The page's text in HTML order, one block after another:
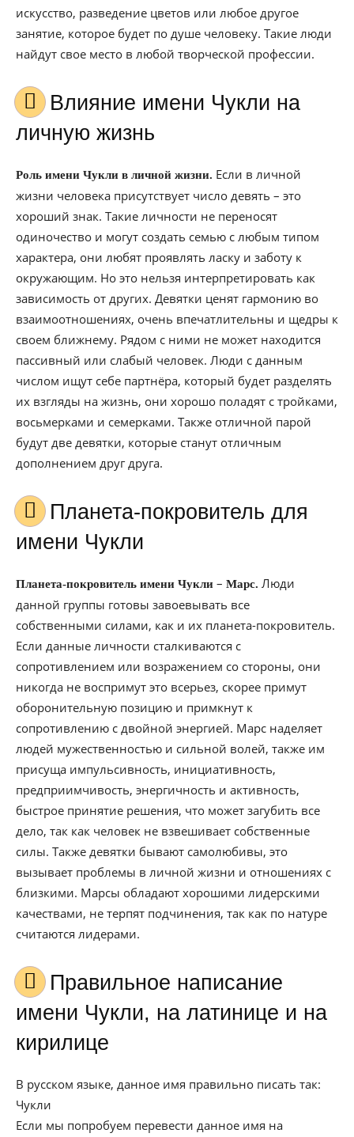
искусство, разведение цветов или любое другое
занятие, которое будет по душе человеку. Такие люди
найдут свое место в любой творческой профессии.
Влияние имени Чукли на
личную жизнь
Роль имени Чукли в личной жизни. Если в личной
жизни человека присутствует число девять – это
хороший знак. Такие личности не переносят
одиночество и могут создать семью с любым типом
характера, они любят проявлять ласку и заботу к
окружающим. Но это нельзя интерпретировать как
зависимость от других. Девятки ценят гармонию во
взаимоотношениях, очень впечатлительны и щедры к
своем ближнему. Рядом с ними не может находится
пассивный или слабый человек. Люди с данным
числом ищут себе партнёра, который будет разделять
их взгляды на жизнь, они хорошо поладят с тройками,
восьмерками и семерками. Также отличной парой
будут две девятки, которые станут отличным
дополнением друг друга.
Планета-покровитель для
имени Чукли
Планета-покровитель имени Чукли – Марс. Люди
данной группы готовы завоевывать все
собственными силами, как и их планета-покровитель.
Если данные личности сталкиваются с
сопротивлением или возражением со стороны, они
никогда не воспримут это всерьез, скорее примут
оборонительную позицию и примкнут к
сопротивлению с двойной энергией. Марс наделяет
людей мужественностью и сильной волей, также им
присуща импульсивность, инициативность,
предприимчивость, энергичность и активность,
быстрое принятие решения, что может загубить все
дело, так как человек не взвешивает собственные
силы. Также девятки бывают самолюбивы, это
вызывает проблемы в личной жизни и отношениях с
близкими. Марсы обладают хорошими лидерскими
качествами, не терпят подчинения, так как по натуре
считаются лидерами.
Правильное написание
имени Чукли, на латинице и на
кирилице
В русском языке, данное имя правильно писать так:
Чукли
Если мы попробуем перевести данное имя на